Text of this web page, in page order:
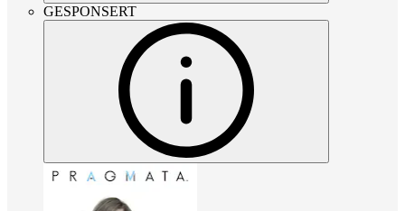
GESPONSERT